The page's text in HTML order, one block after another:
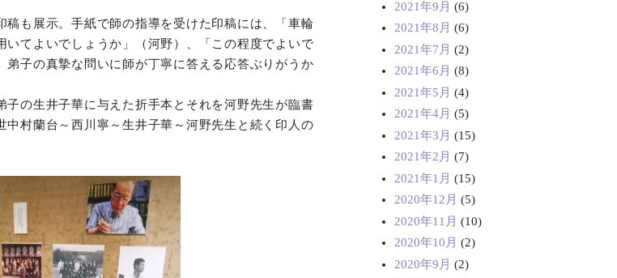
も展示。手紙で師の指導を受けた印稿には、「車輪
てよいでしょうか」（河野）、「この程度でよいで
弟子の真摯な問いに師が丁寧に答える応答ぶりがうか
子の生井子華に与えた折手本とそれを河野先生が臨書
中村蘭台～西川寧～生井子華～河野先生と続く印人の
2021年9月 (6)
2021年8月 (6)
2021年7月 (2)
2021年6月 (8)
2021年5月 (4)
2021年4月 (5)
2021年3月 (15)
2021年2月 (7)
2021年1月 (15)
2020年12月 (5)
2020年11月 (10)
2020年10月 (2)
2020年9月 (2)